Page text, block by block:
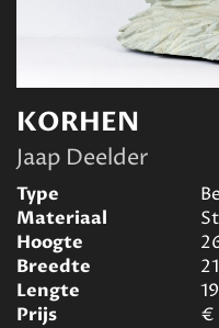
KORHEN
Jaap Deelder
Type
Materiaal
Hoogte
Breedte
21
Lengte
19
Prijs
€